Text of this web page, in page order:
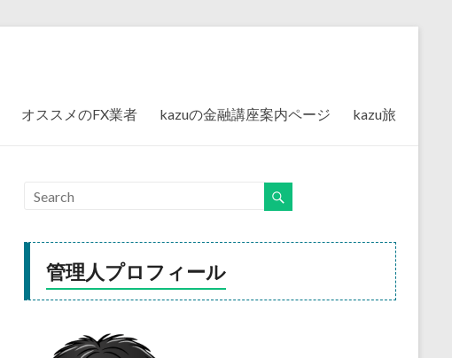
オススメのFX業者 kazuの金融講座案内ページ kazu旅
管理人プロフィール